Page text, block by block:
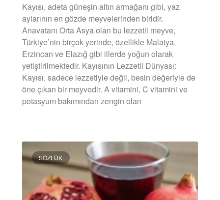
Kayısı, adeta güneşin altın armağanı gibi, yaz
aylarının en gözde meyvelerinden biridir.
Anavatanı Orta Asya olan bu lezzetli meyve,
Türkiye’nin birçok yerinde, özellikle Malatya,
Erzincan ve Elazığ gibi illerde yoğun olarak
yetiştirilmektedir. Kayısının Lezzetli Dünyası:
Kayısı, sadece lezzetiyle değil, besin değeriyle de
öne çıkan bir meyvedir. A vitamini, C vitamini ve
potasyum bakımından zengin olan
SÖZLÜK